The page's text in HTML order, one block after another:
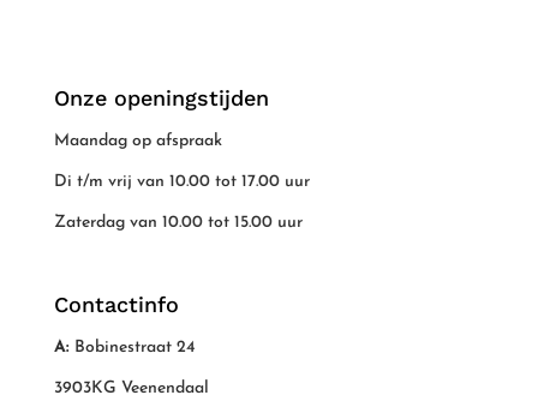
Onze openingstijden
Maandag op afspraak
Di t/m vrij van 10.00 tot 17.00 uur
Zaterdag van 10.00 tot 15.00 uur
Contactinfo
A: Bobinestraat 24
3903KG Veenendaal